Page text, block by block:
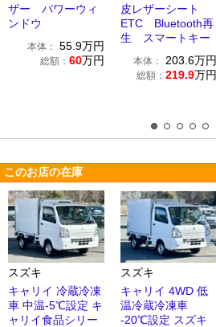
ザー パワーウィ
ンドウ
本体： 55.9万円
総額： 60万円
皮レザーシート
ETC Bluetooth再
生 スマートキー
本体： 203.6万円
総額： 219.9万円
このお店の在庫
スズキ
キャリイ 冷蔵冷凍
車 中温-5℃設定 キ
ャリイ食品シリー
スズキ
キャリイ 4WD 低
温冷蔵冷凍車
-20℃設定 スズキ